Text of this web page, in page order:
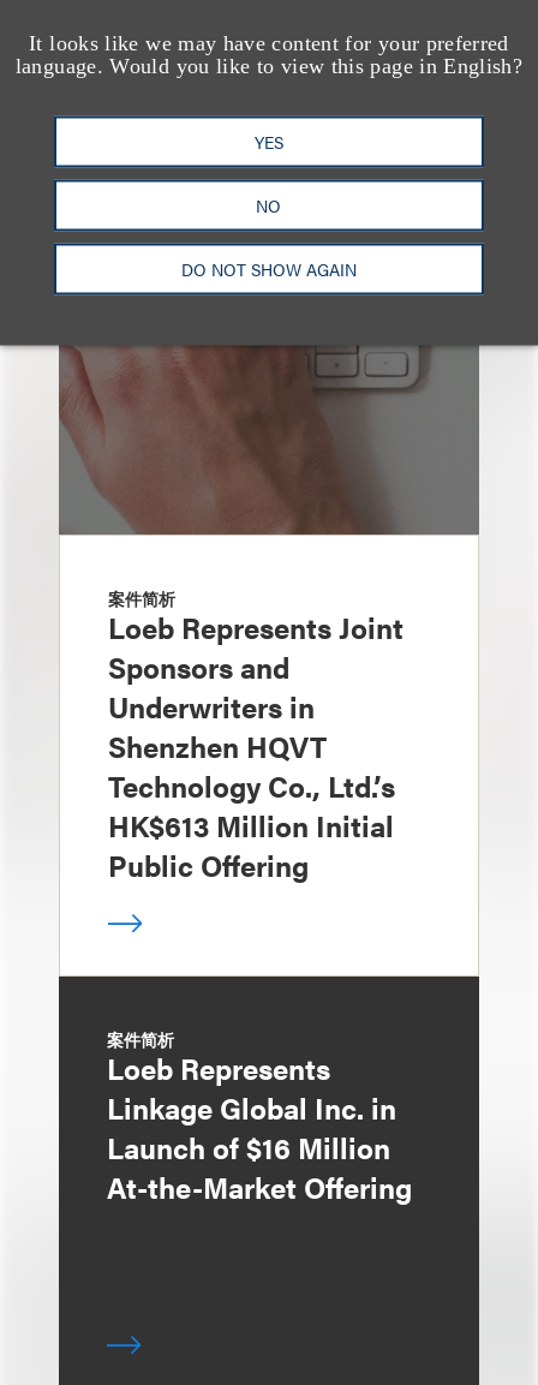
It looks like we may have content for your preferred
language. Would you like to view this page in English?
YES
NO
DO NOT SHOW AGAIN
也看看这里
案件简析
Loeb Represents Joint
Sponsors and
Underwriters in
Shenzhen HQVT
Technology Co., Ltd.’s
HK$613 Million Initial
Public Offering
案件简析
Loeb Represents
Linkage Global Inc. in
Launch of $16 Million
At-the-Market Offering